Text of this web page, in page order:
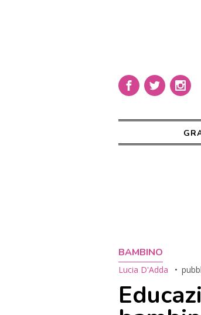
BAMBINO
Lucia D'Adda